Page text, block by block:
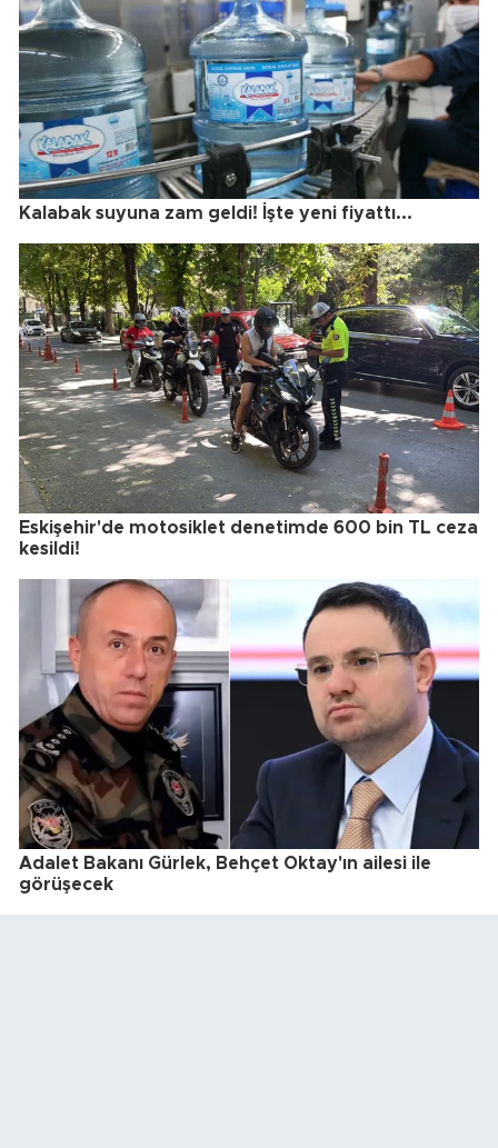
Kalabak suyuna zam geldi! İşte yeni fiyattı...
Eskişehir'de motosiklet denetimde 600 bin TL ceza
kesildi!
Adalet Bakanı Gürlek, Behçet Oktay'ın ailesi ile
görüşecek